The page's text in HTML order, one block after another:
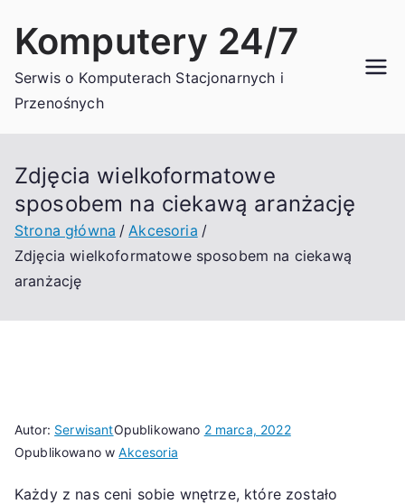
Komputery 24/7
Serwis o Komputerach Stacjonarnych i
Przenośnych
Zdjęcia wielkoformatowe
sposobem na ciekawą aranżację
Strona główna
Akcesoria
Zdjęcia wielkoformatowe sposobem na ciekawą
aranżację
Autor: SerwisantOpublikowano 2 marca, 2022
Opublikowano wAkcesoria
Każdy z nas ceni sobie wnętrze, które zostało